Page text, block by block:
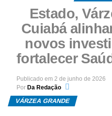
Estado,
Cuiabá
novos
fortalecer
Publicado em 2 de junho de 2026
Por Da Redação
VÁRZEA GRANDE